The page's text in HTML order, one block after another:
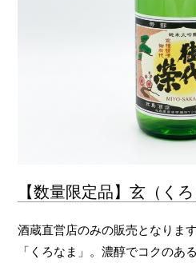
【数量限定品】玄（く
酒蔵直営店のみの販売となりま
「くろなま」。濃醇でコクのあ